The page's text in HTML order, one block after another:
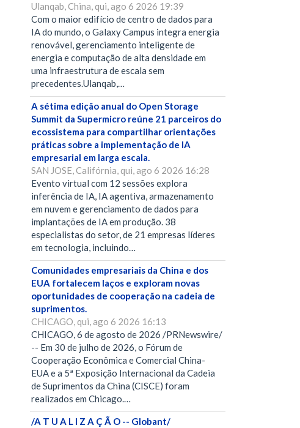
Ulanqab, China, qui, ago 6 2026 19:39
Com o maior edifício de centro de dados para
IA do mundo, o Galaxy Campus integra energia
renovável, gerenciamento inteligente de
energia e computação de alta densidade em
uma infraestrutura de escala sem
precedentes.Ulanqab,…
A sétima edição anual do Open Storage
Summit da Supermicro reúne 21 parceiros do
ecossistema para compartilhar orientações
práticas sobre a implementação de IA
empresarial em larga escala.
SAN JOSE, Califórnia, qui, ago 6 2026 16:28
Evento virtual com 12 sessões explora
inferência de IA, IA agentiva, armazenamento
em nuvem e gerenciamento de dados para
implantações de IA em produção. 38
especialistas do setor, de 21 empresas líderes
em tecnologia, incluindo…
Comunidades empresariais da China e dos
EUA fortalecem laços e exploram novas
oportunidades de cooperação na cadeia de
suprimentos.
CHICAGO, qui, ago 6 2026 16:13
CHICAGO, 6 de agosto de 2026 /PRNewswire/
-- Em 30 de julho de 2026, o Fórum de
Cooperação Econômica e Comercial China-
EUA e a 5ª Exposição Internacional da Cadeia
de Suprimentos da China (CISCE) foram
realizados em Chicago.…
/A T U A L I Z A Ç Ã O -- Globant/